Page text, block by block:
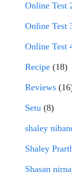
Online Test
Online Test
Online Test
Recipe (18)
Reviews
Setu (8)
shaley
Shaley
Shasan